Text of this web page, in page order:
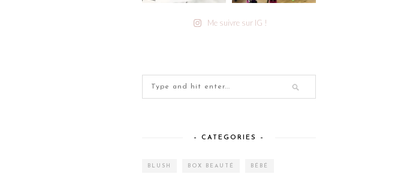
Me suivre sur IG !
– CATEGORIES –
BLUSH BOX BEAUTÉ BÉBÉ